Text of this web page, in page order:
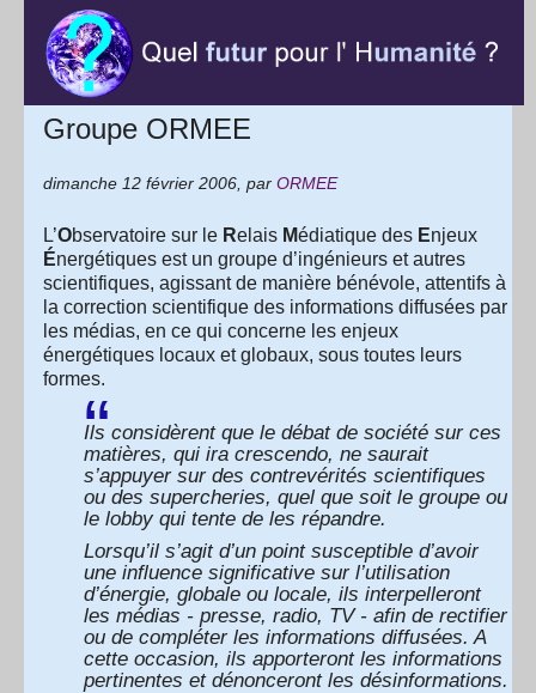
Groupe ORMEE
dimanche 12 février 2006, par ORMEE
L’Observatoire sur le Relais Médiatique des Enjeux
Énergétiques est un groupe d’ingénieurs et autres
scientifiques, agissant de manière bénévole, attentifs à
la correction scientifique des informations diffusées par
les médias, en ce qui concerne les enjeux
énergétiques locaux et globaux, sous toutes leurs
formes.
Ils considèrent que le débat de société sur ces
matières, qui ira crescendo, ne saurait
s’appuyer sur des contrevérités scientifiques
ou des supercheries, quel que soit le groupe ou
le lobby qui tente de les répandre.
Lorsqu’il s’agit d’un point susceptible d’avoir
une influence significative sur l’utilisation
d’énergie, globale ou locale, ils interpelleront
les médias - presse, radio, TV - afin de rectifier
ou de compléter les informations diffusées. A
cette occasion, ils apporteront les informations
pertinentes et dénonceront les désinformations.